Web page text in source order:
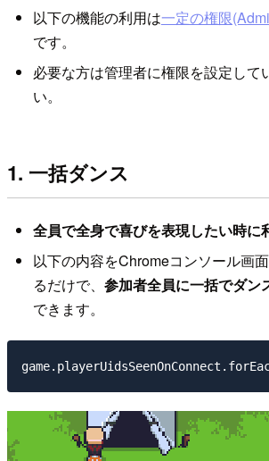
以下の機能の利用は一定の権限
です。
必要な方は管理者に権限を設定して
い。
1. 一括ダンス
全員で全身で喜びを表現したい時に
以下の内容をChromeコンソール画
るだけで、 参加者全員に一括でダン
できます。